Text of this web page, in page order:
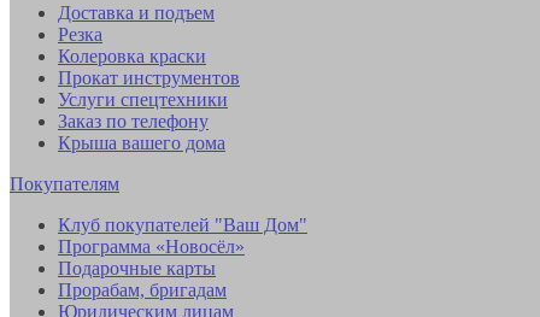
Доставка и подъем
Резка
Колеровка краски
Прокат инструментов
Услуги спецтехники
Заказ по телефону
Крыша вашего дома
Покупателям
Клуб покупателей "Ваш Дом"
Программа «Новосёл»
Подарочные карты
Прорабам, бригадам
Юридическим лицам